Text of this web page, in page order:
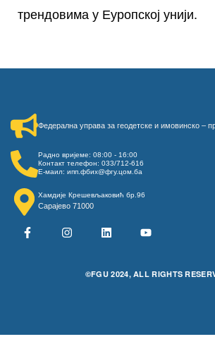
трендовима у Еуропској унији.
Федерална управа за геодетске и имовинско –
Радно вријеме: 08:00 - 16:00
Контакт телефон: 033/712-616
Е-маил: ипп.фбих@фгу.цом.ба
Хамдије Крешевљаковић бр.96
Сарајево 71000
©FGU 2024, ALL RIGHTS